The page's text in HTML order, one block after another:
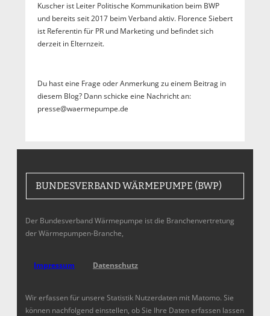
Kuscher ist Leiter Politische Kommunikation beim BWP
und bereits seit 2017 beim Verband aktiv. Florence Siebert
ist Referentin für PR und Marketing und befindet sich
derzeit in Elternzeit.
Du hast eine Frage oder Anmerkung zu einem Beitrag in
diesem Blog? Dann schicke eine Nachricht an:
presse@waermepumpe.de
BUNDESVERBAND WÄRMEPUMPE (BWP)
Der Bundesverband Wärmepumpe ist die Branchenvertretung
der Wärmepumpen-Branche,
Impressum Datenschutz
Wir erfassen für unsere Statistik Nutzerdaten mit Matomo. Sie
können nachfolgend einstellen, ob Sie Ihre Daten erfassen lassen